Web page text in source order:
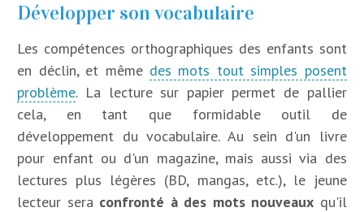
Développer son vocabulaire
Les compétences orthographiques des enfants sont
en déclin, et même des mots tout simples posent
problème. La lecture sur papier permet de pallier
cela, en tant que formidable outil de
développement du vocabulaire. Au sein d'un livre
pour enfant ou d'un magazine, mais aussi via des
lectures plus légères (BD, mangas, etc.), le jeune
lecteur sera confronté à des mots nouveaux qu'il